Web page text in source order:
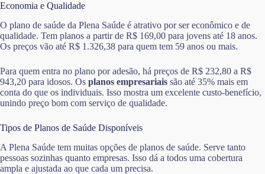
Economia e Qualidade
O plano de saúde da Plena Saúde é atrativo por ser econômico e de
qualidade. Tem planos a partir de R$ 169,00 para jovens até 18 anos.
Os preços vão até R$ 1.326,38 para quem tem 59 anos ou mais.
Para quem entra no plano por adesão, há preços de R$ 232,80 a R$
943,20 para idosos. Os planos empresariais são até 35% mais em
conta do que os individuais. Isso mostra um excelente custo-benefício,
unindo preço bom com serviço de qualidade.
Tipos de Planos de Saúde Disponíveis
A Plena Saúde tem muitas opções de planos de saúde. Serve tanto
pessoas sozinhas quanto empresas. Isso dá a todos uma cobertura
ampla e ajustada ao que cada um precisa.